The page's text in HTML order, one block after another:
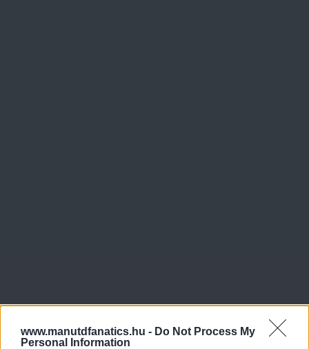
www.manutdfanatics.hu - Do Not Process My
Personal Information